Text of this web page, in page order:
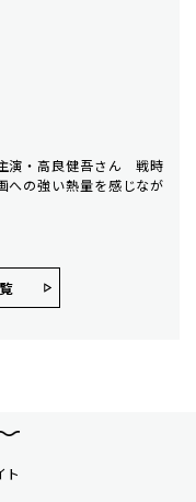
演・高良健吾さん 戦時
への強い熱量を感じなが
ト